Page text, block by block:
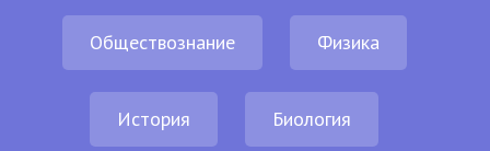
Обществознание Физика
История Биология